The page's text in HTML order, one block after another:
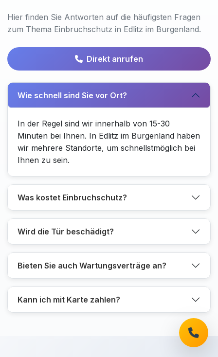
Hier finden Sie Antworten auf die häufigsten Fragen
zum Thema Einbruchschutz in Edlitz im Burgenland.
Direkt anrufen
Wie schnell sind Sie vor Ort?
In der Regel sind wir innerhalb von 15-30
Minuten bei Ihnen. In Edlitz im Burgenland haben
wir mehrere Standorte, um schnellstmöglich bei
Ihnen zu sein.
Was kostet Einbruchschutz?
Wird die Tür beschädigt?
Bieten Sie auch Wartungsverträge an?
Kann ich mit Karte zahlen?